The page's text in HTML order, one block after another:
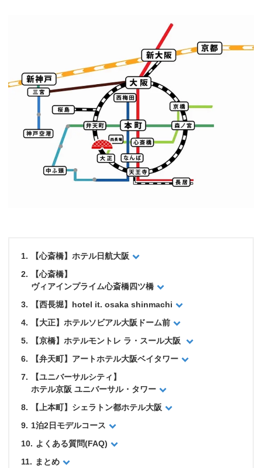
【心斎橋】ホテル日航大阪
【心斎橋】
ヴィアインプライム心斎橋四ツ橋
【西長堀】hotel it. osaka shinmachi
【大正】ホテルソビアル大阪ドーム前
【京橋】ホテルモントレ ラ・スール大阪
【弁天町】アートホテル大阪ベイタワー
【ユニバーサルシティ】
ホテル京阪 ユニバーサル・タワー
【上本町】シェラトン都ホテル大阪
1泊2日モデルコース
よくある質問(FAQ)
まとめ